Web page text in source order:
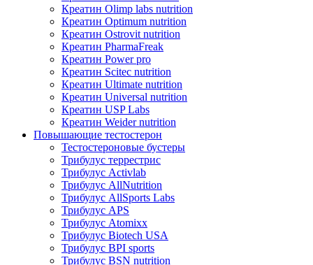
Креатин Olimp labs nutrition
Креатин Optimum nutrition
Креатин Ostrovit nutrition
Креатин PharmaFreak
Креатин Power pro
Креатин Scitec nutrition
Креатин Ultimate nutrition
Креатин Universal nutrition
Креатин USP Labs
Креатин Weider nutrition
Повышающие тестостерон
Тестостероновые бустеры
Трибулус террестрис
Трибулус Activlab
Трибулус AllNutrition
Трибулус AllSports Labs
Трибулус APS
Трибулус Atomixx
Трибулус Biotech USA
Трибулус BPI sports
Трибулус BSN nutrition